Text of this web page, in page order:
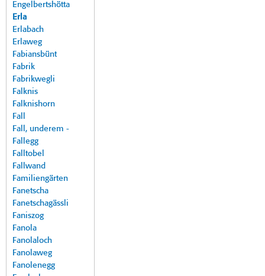
Engelbertshötta
Erla
Erlabach
Erlaweg
Fabiansbünt
Fabrik
Fabrikwegli
Falknis
Falknishorn
Fall
Fall, underem -
Fallegg
Falltobel
Fallwand
Familiengärten
Fanetscha
Fanetschagässli
Faniszog
Fanola
Fanolaloch
Fanolaweg
Fanolenegg